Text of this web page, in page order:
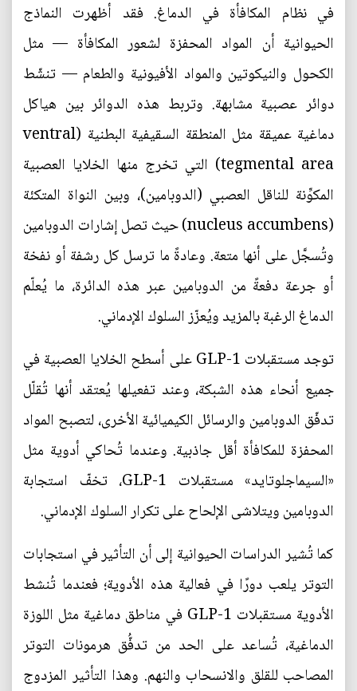
في نظام المكافأة في الدماغ. فقد أظهرت النماذج
الحيوانية أن المواد المحفزة لشعور المكافأة — مثل
الكحول والنيكوتين والمواد الأفيونية والطعام — تنشّط
دوائر عصبية مشابهة. وتربط هذه الدوائر بين هياكل
دماغية عميقة مثل المنطقة السقيفية البطنية (ventral
tegmental area) التي تخرج منها الخلايا العصبية
المكوِّنة للناقل العصبي (الدوبامين)، وبين النواة المتكئة
(nucleus accumbens) حيث تصل إشارات الدوبامين
وتُسجَّل على أنها متعة. وعادةً ما ترسل كل رشفة أو نفخة
أو جرعة دفعةً من الدوبامين عبر هذه الدائرة، ما يُعلّم
الدماغ الرغبة بالمزيد ويُعزّز السلوك الإدماني.
توجد مستقبلات GLP-1 على أسطح الخلايا العصبية في
جميع أنحاء هذه الشبكة، وعند تفعيلها يُعتقد أنها تُقلّل
تدفّق الدوبامين والرسائل الكيميائية الأخرى، لتصبح المواد
المحفزة للمكافأة أقل جاذبية. وعندما تُحاكي أدوية مثل
«السيماجلوتايد» مستقبلات GLP-1، تخفّ استجابة
الدوبامين ويتلاشى الإلحاح على تكرار السلوك الإدماني.
كما تُشير الدراسات الحيوانية إلى أن التأثير في استجابات
التوتر يلعب دورًا في فعالية هذه الأدوية؛ فعندما تُنشط
الأدوية مستقبلات GLP-1 في مناطق دماغية مثل اللوزة
الدماغية، تُساعد على الحد من تدفُّق هرمونات التوتر
المصاحب للقلق والانسحاب والنهم. وهذا التأثير المزدوج